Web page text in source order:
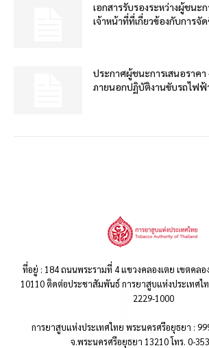
เอกสารรับรองระหว่างผู้ชนะ
เจ้าหน้าที่ที่เกี่ยวข้องกับการจั
ประกาศผู้ชนะการเสนอราคา
ภายนอกปฏิบัติงานขับรถไฟฟ้
ที่อยู่ : 184 ถนนพระรามที่ 4 แขวงคลองเตย เขตคลอ
10110 ติดต่อประชาสัมพันธ์ การยาสูบแห่งประเทศไ
2229-1000
การยาสูบแห่งประเทศไทย พระนครศรีอยุธยา :
จ.พระนครศรีอยุธยา 13210 โทร. 0-